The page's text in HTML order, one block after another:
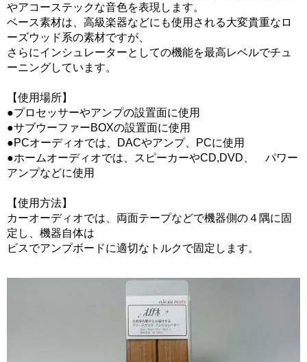
やアコーステックな音色を表現します。
ベース素材は、高級楽器などにも使用される大変貴重なロ
ーズウッド系の素材ですが、
さらにインシュレーターとしての機能を最高レベルでチュ
ーニングしています。
【使用場所】
●プロセッサーやアンプの設置面に使用
●サブウーファーBOXの設置面に使用
●PCオーディオでは、DACやアンプ、PCに使用
●ホームオーディオでは、スピーカーやCD,DVD、 パワー
アンプなどに使用
【使用方法】
カーオーディオでは、両面テープなどで機器側の４隅に固
定し、機器自体は
ビスでアンプボードに適切なトルクで固定します。